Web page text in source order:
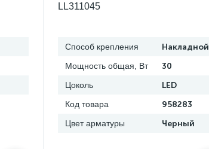
LL311045
Способ крепления Накладной
Мощность общая, Вт 30
Цоколь LED
Код товара 958283
Цвет арматуры Черный